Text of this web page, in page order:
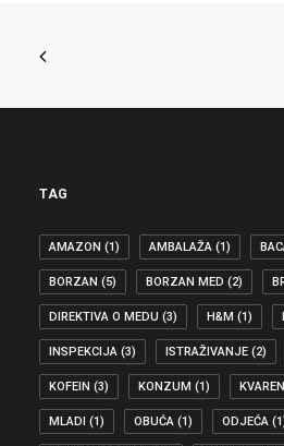
TAG
AMAZON (1) AMBALAŽA (1)
BORZAN (5) BORZAN MED (2)
DIREKTIVA O MEDU (3) H&M (1)
INSPEKCIJA (3) ISTRAŽIVANJE (2)
KOFEIN (3) KONZUM (1)
MLADI (1) OBUĆA (1) ODJEĆA